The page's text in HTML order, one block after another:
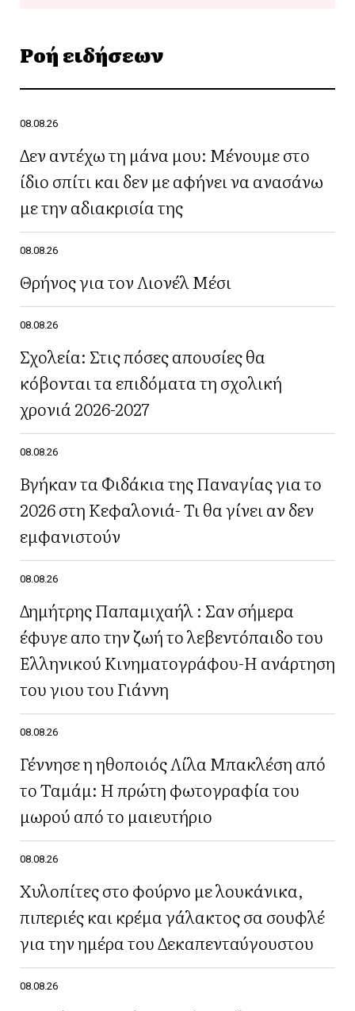
Ροή ειδήσεων
08.08.26
Δεν αντέχω τη μάνα μου: Μένουμε στο
ίδιο σπίτι και δεν με αφήνει να ανασάνω
με την αδιακρισία της
08.08.26
Θρήνος για τον Λιονέλ Μέσι
08.08.26
Σχολεία: Στις πόσες απουσίες θα
κόβονται τα επιδόματα τη σχολική
χρονιά 2026-2027
08.08.26
Βγήκαν τα Φιδάκια της Παναγίας για το
2026 στη Κεφαλονιά- Τι θα γίνει αν δεν
εμφανιστούν
08.08.26
Δημήτρης Παπαμιχαήλ : Σαν σήμερα
έφυγε απο την ζωή το λεβεντόπαιδο του
Ελληνικού Κινηματογράφου-Η ανάρτηση
του γιου του Γιάννη
08.08.26
Γέννησε η ηθοποιός Λίλα Μπακλέση από
το Ταμάμ: Η πρώτη φωτογραφία του
μωρού από το μαιευτήριο
08.08.26
Χυλοπίτες στο φούρνο με λουκάνικα,
πιπεριές και κρέμα γάλακτος σα σουφλέ
για την ημέρα του Δεκαπενταύγουστου
08.08.26